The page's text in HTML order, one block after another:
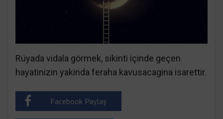
Rüyada vidala görmek, sikinti içinde geçen
hayatinizin yakinda feraha kavusacagina isarettir.
Facebook Paylaş